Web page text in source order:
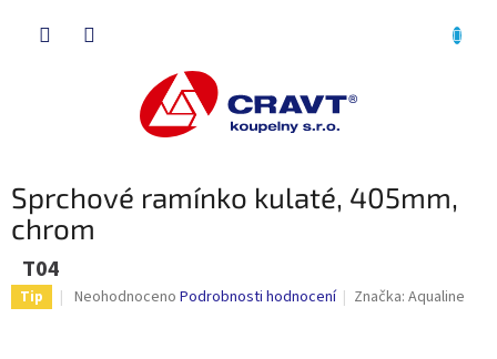
Sprchové ramínko kulaté, 405mm,
chrom
T04
Tip
Průměrné
Neohodnoceno Podrobnosti hodnocení Značka:Aqualine